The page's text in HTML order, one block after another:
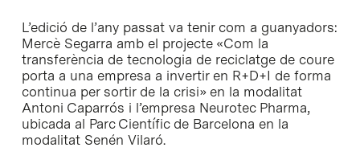
L’edició de l’any passat va tenir com a guanyadors:
Mercè Segarra amb el projecte «Com la
transferència de tecnologia de reciclatge de coure
porta a una empresa a invertir en R+D+I de forma
continua per sortir de la crisi» en la modalitat
Antoni Caparrós i l’empresa Neurotec Pharma,
ubicada al Parc Científic de Barcelona en la
modalitat Senén Vilaró.